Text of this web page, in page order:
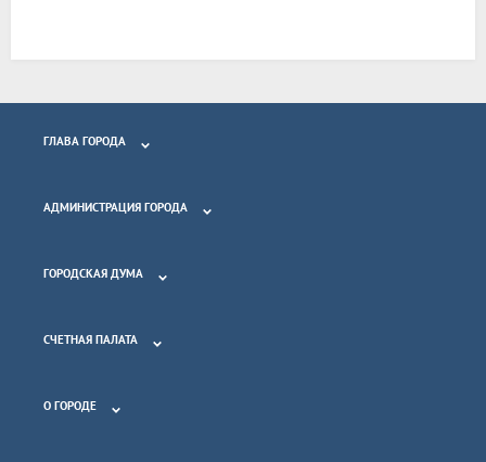
ГЛАВА ГОРОДА
АДМИНИСТРАЦИЯ ГОРОДА
ГОРОДСКАЯ ДУМА
СЧЕТНАЯ ПАЛАТА
О ГОРОДЕ